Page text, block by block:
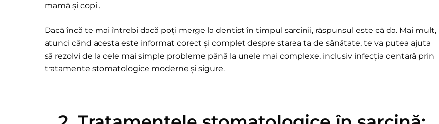
mamă și copil.
Dacă încă te mai întrebi dacă poți merge la dentist în timpul sarcinii, răspunsul este că da. Mai mult,
atunci când acesta este informat corect și complet despre starea ta de sănătate, te va putea ajuta
să rezolvi de la cele mai simple probleme până la unele mai complexe, inclusiv infecția dentară prin
tratamente stomatologice moderne și sigure.